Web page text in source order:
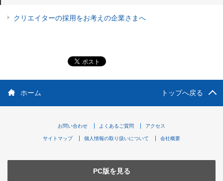
クリエイターの採用をお考えの企業さまへ
ホーム トップへ戻る
お問い合わせ よくあるご質問 アクセス
サイトマップ 個人情報の取り扱いについて 会社概要
PC版を見る